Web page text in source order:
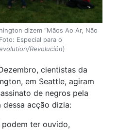
dizem “Mãos Ao Ar, Não
Especial para o
Revolución)
cientistas da
em Seattle, agiram
de negros pela
acção dizia:
ter ouvido,